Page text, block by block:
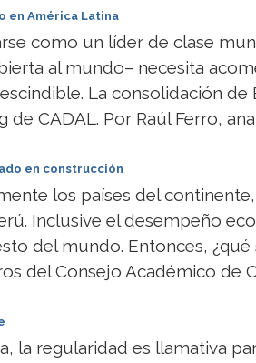
en América Latina
como un líder de clase
al mundo– necesita
La consolidación
de CADAL. Por Raúl Ferro,
en construcción
los países del
Inclusive el desempeño
del mundo. Entonces,
del Consejo Académico de
la regularidad es llamativa